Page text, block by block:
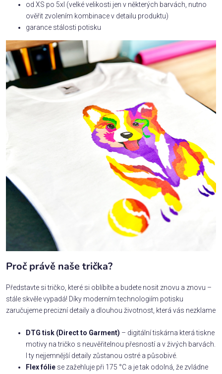
od XS po 5xl (velké velikosti jen v některých barvách, nutno
ověřit zvolením kombinace v detailu produktu)
garance stálosti potisku
Proč právě naše trička?
Představte si tričko, které si oblíbíte a budete nosit znovu a znovu –
stále skvěle vypadá! Díky moderním technologiím potisku
zaručujeme precizní detaily a dlouhou životnost, která vás nezklame
DTG tisk (Direct to Garment) – digitální tiskárna která tiskne
motivy na tričko s neuvěřitelnou přesností a v živých barvách.
I ty nejjemnější detaily zůstanou ostré a působivé.
Flex fólie se zažehluje při 175 °C a je tak odolná, že zvládne